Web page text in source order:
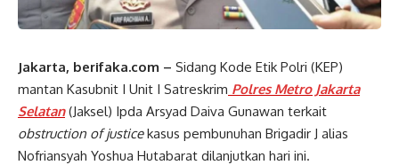
Jakarta, berifaka.com – Sidang Kode Etik Polri (KEP)
mantan Kasubnit I Unit I Satreskrim Polres Metro Jakarta
Selatan(Jaksel) Ipda Arsyad Daiva Gunawan terkait
obstruction of justicekasus pembunuhan Brigadir J alias
Nofriansyah Yoshua Hutabarat dilanjutkan hari ini.